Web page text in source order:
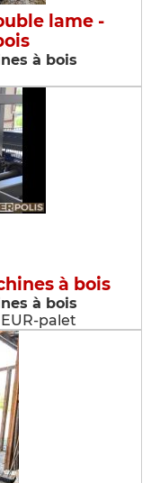
lame -
à bois
à bois
à bois
palet